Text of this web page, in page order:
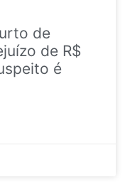
de
de R$
é